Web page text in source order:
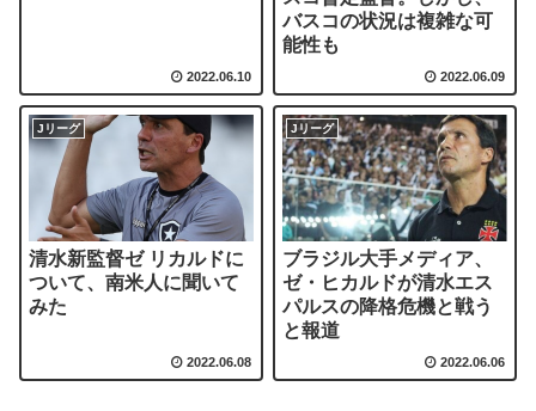
2022.06.10
バスコの状況は複雑な可
能性も
2022.06.09
Jリーグ
清水新監督ゼ リカルドに
ついて、南米人に聞いて
みた
2022.06.08
Jリーグ
ブラジル大手メディア、
ゼ・ヒカルドが清水エス
パルスの降格危機と戦う
と報道
2022.06.06